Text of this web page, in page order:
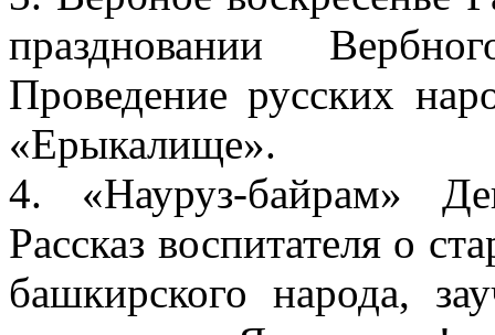
праздновании
Проведение русских
«Ерыкалище».
4. «Науруз-байрам»
Рассказ воспитателя о
башкирского народа,